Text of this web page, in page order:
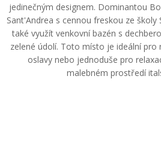
jedinečným designem. Dominantou
Sant'Andrea s cennou freskou ze
také využít venkovní bazén s
zelené údolí. Toto místo je ideální pro
oslavy nebo jednoduše pro
malebném prostředí